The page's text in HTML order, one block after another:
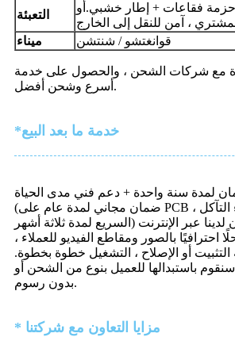
التعبئة
فقاعات + إطار خشبي.أو
ميناء
قوانغتشو / شنتشن
مع شركات الشحن ، والحصول على خدمة
أسرع وشحن أفضل.
*خدمة ما بعد البيع
لمدة سنة واحدة + دعم فني مدى الحياة.
(ضمان مجاني لمدة عام على PCB ، ضمان على أجزاء التآكل
السريع لمدة ثلاثة أشهر) ؛ سيرشدك الفنيون لدينا عبر الإنترنت
احترافيًا بالصور ومقاطع الفيديو للعملاء ،
أو الإصلاح ، التشغيل خطوة بخطوة.
باستبدالها للعميل بنوع من الشحن أو
بدون رسوم.
* مزايا التعاون مع شركتنا